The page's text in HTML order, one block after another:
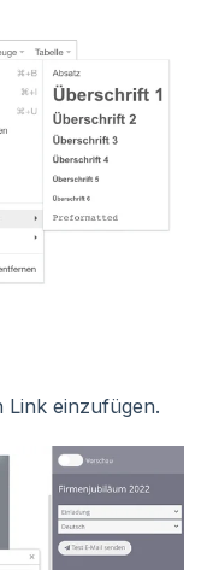
Link einzufügen.